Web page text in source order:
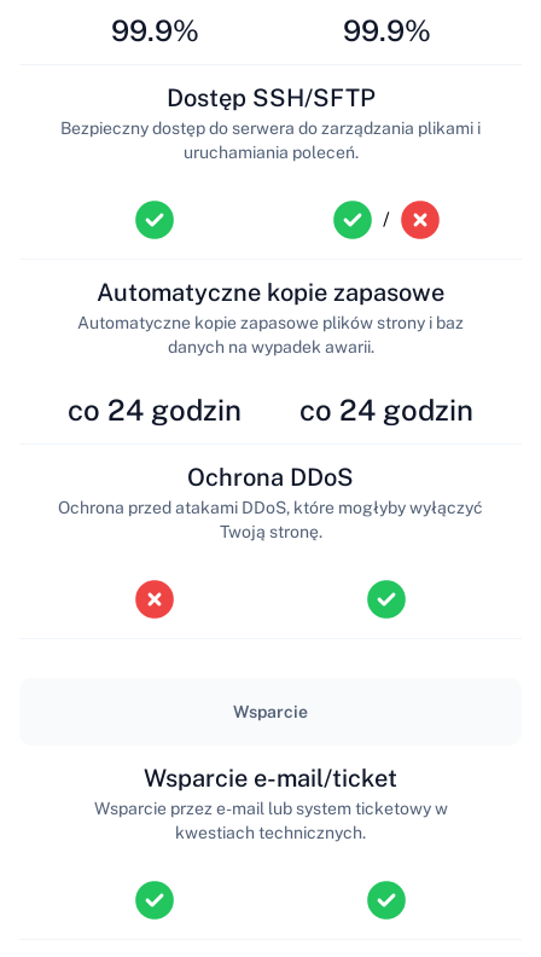
99.9% 99.9%
Dostęp SSH/SFTP
Bezpieczny dostęp do serwera do zarządzania plikami i
uruchamiania poleceń.
/
co 24 godzin
Automatyczne kopie zapasowe
Automatyczne kopie zapasowe plików strony i baz
danych na wypadek awarii.
co 24 godzin
Ochrona DDoS
Ochrona przed atakami DDoS, które mogłyby wyłączyć
Twoją stronę.
Wsparcie
Wsparcie e-mail/ticket
Wsparcie przez e-mail lub system ticketowy w
kwestiach technicznych.